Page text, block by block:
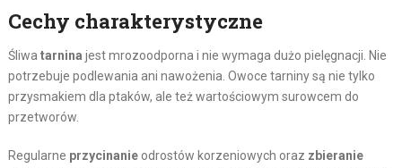
Cechy charakterystyczne
Śliwa tarnina jest mrozoodporna i nie wymaga dużo pielęgnacji. Nie
potrzebuje podlewania ani nawożenia. Owoce tarniny są nie tylko
przysmakiem dla ptaków, ale też wartościowym surowcem do
przetworów.
Regularne przycinanieodrostów korzeniowych oraz zbieranie